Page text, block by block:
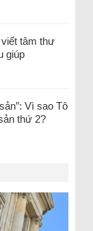
tâm thư
giúp
Vì sao Tô
thứ 2?